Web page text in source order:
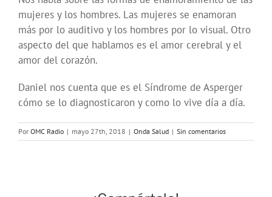
mujeres y los hombres. Las mujeres se enamoran
más por lo auditivo y los hombres por lo visual. Otro
aspecto del que hablamos es el amor cerebral y el
amor del corazón.
Daniel nos cuenta que es el Síndrome de Asperger
cómo se lo diagnosticaron y como lo vive día a día.
Por OMC Radio | mayo 27th, 2018 | Onda Salud | Sin comentarios